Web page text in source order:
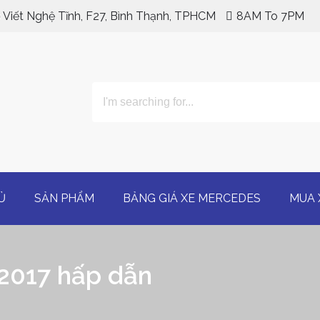
Viết Nghệ Tĩnh, F27, Bình Thạnh, TPHCM 8AM To 7PM
SẢN PHẨM BẢNG GIÁ XE MERCEDES MUA
hấp dẫn